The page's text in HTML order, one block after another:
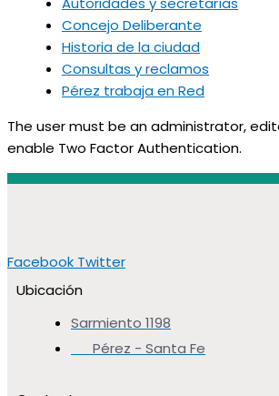
Concejo Deliberante
Historia de la ciudad
Consultas y reclamos
Pérez trabaja en Red
The user must be an administrator,
enable Two Factor Authentication.
Facebook Twitter
Ubicación
Sarmiento 1198
Pérez - Santa Fe